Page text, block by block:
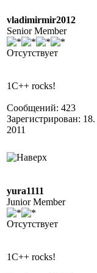
vladimirmir2012
Senior Member
Отсутствует
1C++ rocks!
Сообщений: 423
Зарегистрирован:
2011
yura1111
Junior Member
Отсутствует
1C++ rocks!